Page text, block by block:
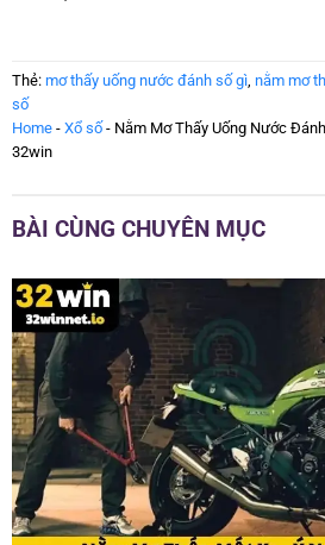
Thẻ: mơ thấy uống nước đánh số gì, nằm mơ
số
Home- Xổ số- Nằm Mơ Thấy Uống Nước
32win
BÀI CÙNG CHUYÊN MỤC